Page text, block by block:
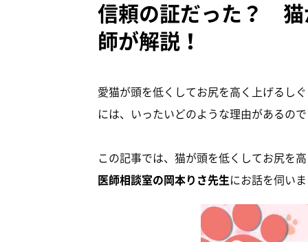
信頼の証だった？ 猫
師が解説！
愛猫が頭を低くしてお尻を高く上げるし
には、いったいどのような理由があるの
この記事では、猫が頭を低くしてお尻を
医師相談室の岡本りさ先生にお話を伺い